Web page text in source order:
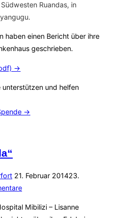
Ruandas, in
haben einen Bericht über ihre
geschrieben.
→
unterstützen und helfen
→
Veröffentlicht
am
21. Februar 201423.
Mibilizi – Lisanne